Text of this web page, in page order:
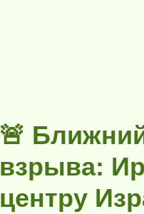
🚨
взрыва:
центру